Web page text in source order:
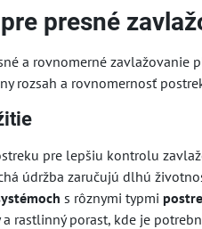
presné
a rovnomerné zavlažovanie
rozsah a rovnomernosť
pre lepšiu kontrolu
údržba zaručujú dlhú
s rôznymi typmi
rastlinný porast, kde je